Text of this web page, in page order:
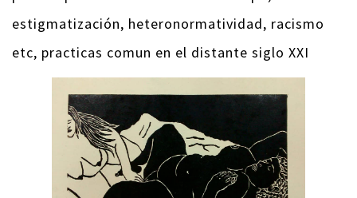
estigmatización, heteronormatividad, racismo
etc, practicas comun en el distante siglo XXI